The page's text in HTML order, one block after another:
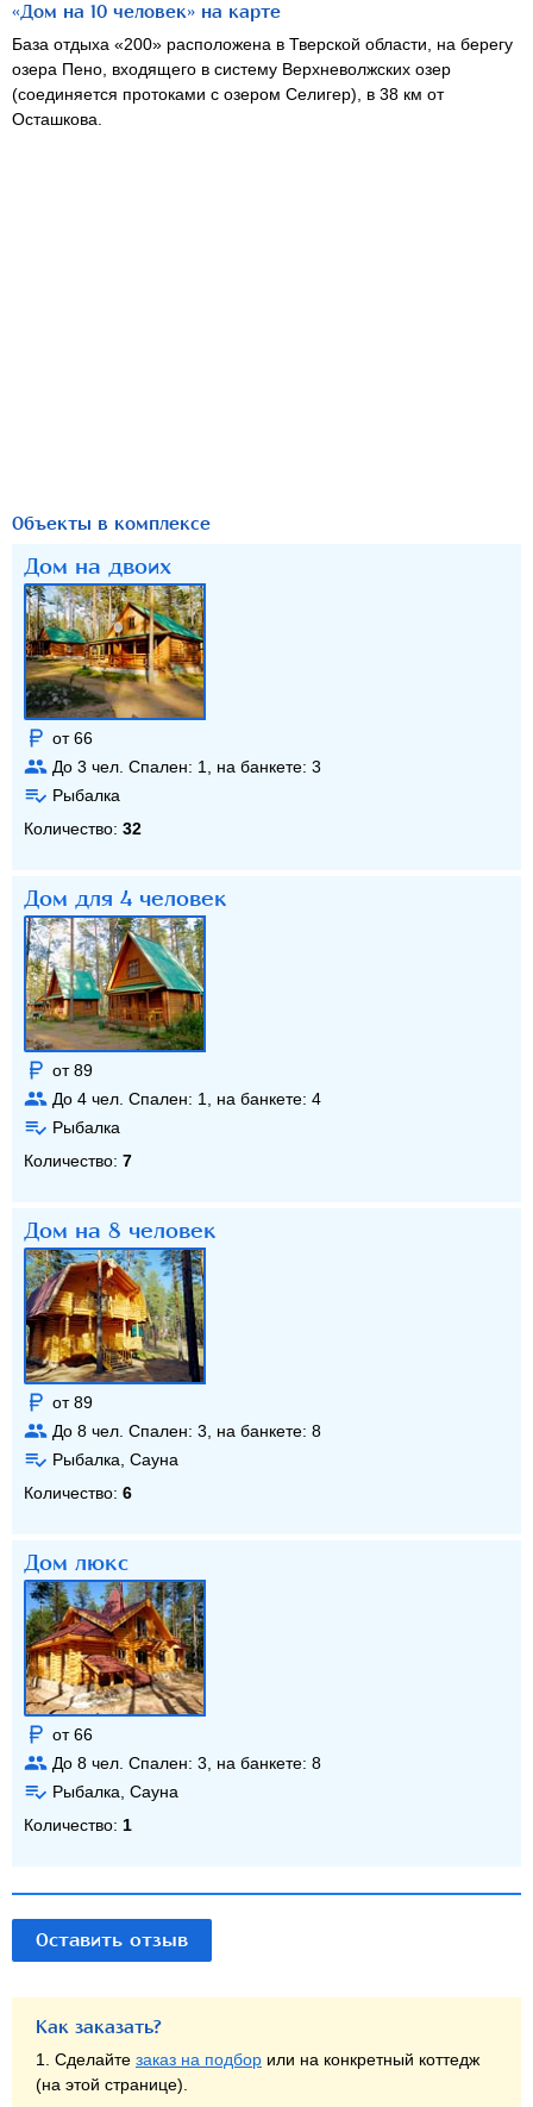
«Дом на 10 человек» на карте
База отдыха «200» расположена в Тверской области, на берегу
озера Пено, входящего в систему Верхневолжских озер
(соединяется протоками с озером Селигер), в 38 км от
Осташкова.
Объекты в комплексе
Дом на двоих
от 66
До 3 чел. Спален: 1 , на банкете: 3
Рыбалка
Количество: 32
Дом для 4 человек
от 89
До 4 чел. Спален: 1 , на банкете: 4
Рыбалка
Количество: 7
Дом на 8 человек
от 89
До 8 чел. Спален: 3 , на банкете: 8
Рыбалка, Сауна
Количество: 6
Дом люкс
от 66
До 8 чел. Спален: 3 , на банкете: 8
Рыбалка, Сауна
Количество: 1
Оставить отзыв
Как заказать?
1. Сделайте заказ на подбор или на конкретный коттедж
(на этой странице).